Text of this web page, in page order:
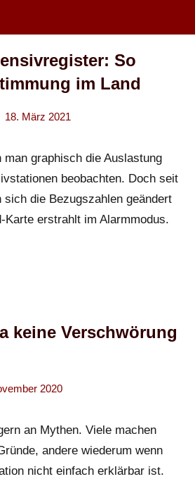
So
im Land
18. März 2021
man graphisch die Auslastung
beobachten. Doch seit
sich die Bezugszahlen geändert
Karte erstrahlt im Alarmmodus.
keine Verschwörung
2020
an Mythen. Viele machen
andere wiederum wenn
nicht einfach erklärbar ist.